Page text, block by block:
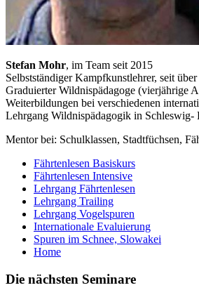
Stefan Mohr, im Team seit 2015
Selbstständiger Kampfkunstlehrer, seit
Graduierter Wildnispädagoge (vierjährige
Weiterbildungen bei verschiedenen
Lehrgang Wildnispädagogik in Schleswig-
Mentor bei: Schulklassen, Stadtfüchsen,
Fährtenlesen Basiskurs
Fährtenlesen Intensive
Lehrgang Fährtenlesen
Lehrgang Trailing
Lehrgang Vogelspuren
Internationale Evaluierung
Spuren im Schnee, Slowakei
Home
Die nächsten Seminare